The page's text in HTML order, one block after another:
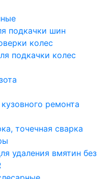
подкачки шин
колес
подкачки колес
ремонта
точечная сварка
удаления вмятин без